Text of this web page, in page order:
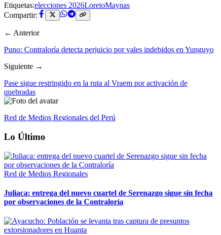
Etiquetas:elecciones 2026LoretoMaynas
Compartir:
← Anterior
Puno: Contraloría detecta perjuicio por vales indebidos en Yunguyo
Siguiente →
Pase sigue restringido en la ruta al Vraem por activación de
quebradas
Red de Medios Regionales del Perú
Lo Último
Red de Medios Regionales
Juliaca: entrega del nuevo cuartel de Serenazgo sigue sin fecha
por observaciones de la Contraloría